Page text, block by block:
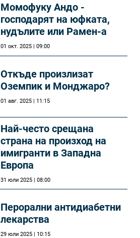
Момофуку Андо -
господарят на юфката,
нудълите или Рамен-а
01 окт. 2025 | 09:00
Откъде произлизат
Оземпик и Монджаро?
01 авг. 2025 | 11:15
Най-често срещана
страна на произход на
имигранти в Западна
Европа
31 юли 2025 | 08:00
Перорални антидиабетни
лекарства
29 юли 2025 | 10:15